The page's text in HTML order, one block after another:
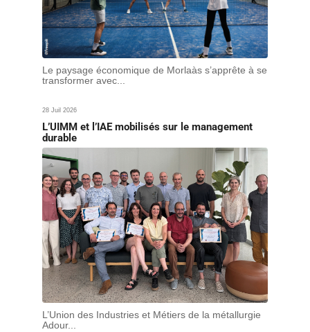
Le paysage économique de Morlaàs s’apprête à se
transformer avec...
28 Juil 2026
L’UIMM et l’IAE mobilisés sur le management
durable
L’Union des Industries et Métiers de la métallurgie
Adour...